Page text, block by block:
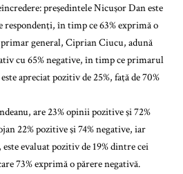
preşedintele Nicuşor Dan este
respondenţi, în timp ce 63% exprimă o
general, Ciprian Ciucu, adună
cu 65% negative, în timp ce primarul
apreciat pozitiv de 25%, faţă de 70%
are 23% opinii pozitive şi 72%
22% pozitive şi 74% negative, iar
evaluat pozitiv de 19% dintre cei
73% exprimă o părere negativă.